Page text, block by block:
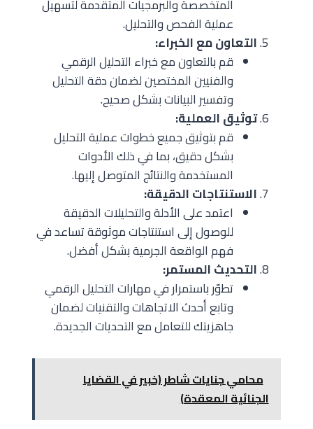
المتخصصة والبرمجيات المتقدمة لتسهيل
عملية الفحص والتحليل.
التعاون مع الخبراء:
قم بالتعاون مع خبراء التحليل الرقمي
والفنيين المختصين لضمان دقة التحليل
وتفسير البيانات بشكل صحيح.
توثيق العملية:
قم بتوثيق جميع خطوات عملية التحليل
بشكل دقيق، بما في ذلك الأدوات
المستخدمة والنتائج المتوصل إليها.
الاستنتاجات الدقيقة:
اعتمد على الأدلة والتحليلات الدقيقة
للوصول إلى استنتاجات موثوقة تساعد في
فهم الواقعة الجرمية بشكل أفضل.
التحديث المستمر:
تطوّر باستمرار في مهارات التحليل الرقمي
وتابع أحدث الاتجاهات والتقنيات لضمان
جاهزيتك للتعامل مع التحديات الجديدة.
محامي جنايات شاطر (خبير في القضايا
الجنائية المعقدة)